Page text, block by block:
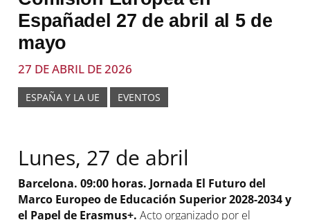
Españadel 27 de abril al 5 de
mayo
27 DE ABRIL DE 2026
ESPAÑA Y LA UE EVENTOS
Lunes, 27 de abril
Barcelona. 09:00 horas. Jornada El Futuro del
Marco Europeo de Educación Superior 2028-2034 y
el Papel de Erasmus+. Acto organizado por el